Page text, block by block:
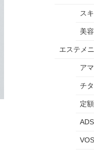
ス
美
エステメ
ア
チ
定